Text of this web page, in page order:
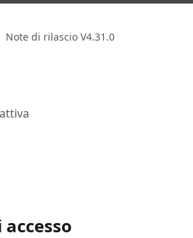
Note di rilascio V4.31.0